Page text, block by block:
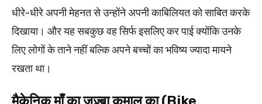
धीरे-धीरे अपनी मेहनत से उन्होंने अपनी काबिलियत को साबित करके
दिखाया। और यह सबकुछ वह सिर्फ इसलिए कर पाई क्योंकि उनके
लिए लोगों के ताने नहीं बल्कि अपने बच्चों का भविष्य ज्यादा मायने
रखता था।